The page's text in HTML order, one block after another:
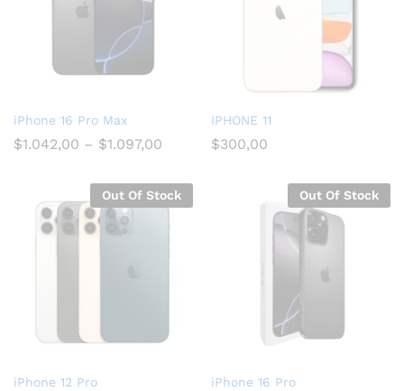
iPhone 16 Pro Max
$1.042,00 – $1.097,00
IPHONE 11
$300,00
Out Of Stock
iPhone 12 Pro
Out Of Stock
iPhone 16 Pro